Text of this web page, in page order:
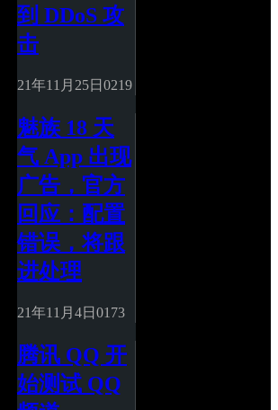
到 DDoS 攻
击
21年11月25日 0219
魅族 18 天
气 App 出现
广告，官方
回应：配置
错误，将跟
进处理
21年11月4日 0173
腾讯 QQ 开
始测试 QQ